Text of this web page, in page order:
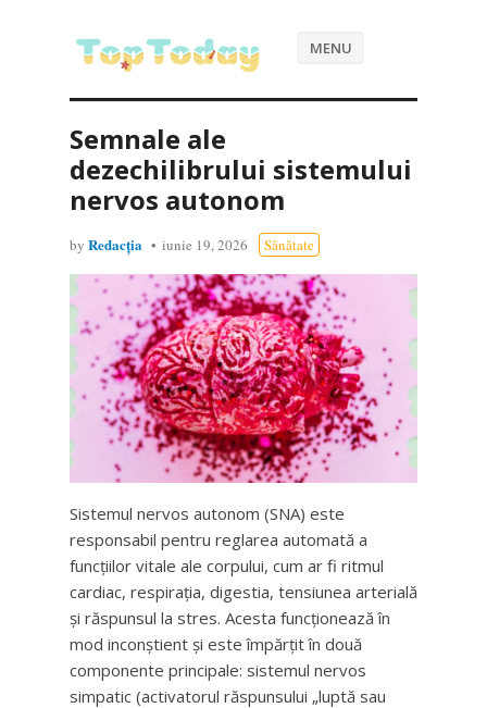
MENU
Semnale ale
dezechilibrului sistemului
nervos autonom
by Redacția iunie 19, 2026 Sănătate
Sistemul nervos autonom (SNA) este
responsabil pentru reglarea automată a
funcțiilor vitale ale corpului, cum ar fi ritmul
cardiac, respirația, digestia, tensiunea arterială
și răspunsul la stres. Acesta funcționează în
mod inconștient și este împărțit în două
componente principale: sistemul nervos
simpatic (activatorul răspunsului „luptă sau